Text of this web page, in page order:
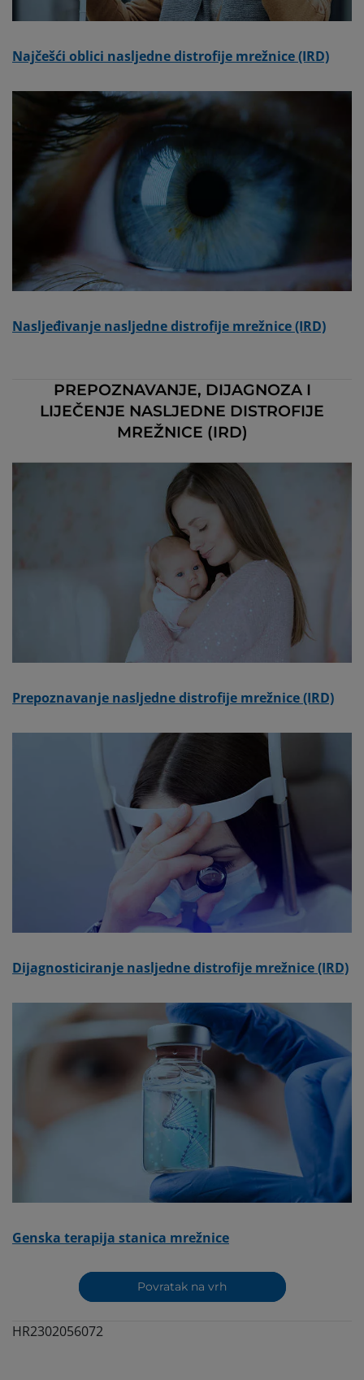
Najčešći oblici nasljedne distrofije mrežnice (IRD)
Nasljeđivanje nasljedne distrofije mrežnice (IRD)
PREPOZNAVANJE, DIJAGNOZA I
LIJEČENJE NASLJEDNE DISTROFIJE
MREŽNICE (IRD)
Prepoznavanje nasljedne distrofije mrežnice (IRD)
Dijagnosticiranje nasljedne distrofije mrežnice (IRD)
Genska terapija stanica mrežnice
Povratak na vrh
HR2302056072